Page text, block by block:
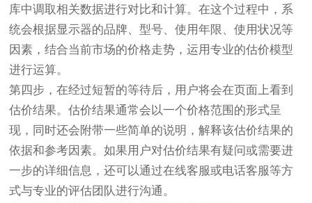
库中调取相关数据进行对比和计算。在这个过程中，系
统会根据显示器的品牌、型号、使用年限、使用状况等
因素，结合当前市场的价格走势，运用专业的估价模型
进行运算。
第四步，在经过短暂的等待后，用户将会在页面上看到
估价结果。估价结果通常会以一个价格范围的形式呈
现，同时还会附带一些简单的说明，解释该估价结果的
依据和参考因素。如果用户对估价结果有疑问或需要进
一步的详细信息，还可以通过在线客服或电话客服等方
式与专业的评估团队进行沟通。